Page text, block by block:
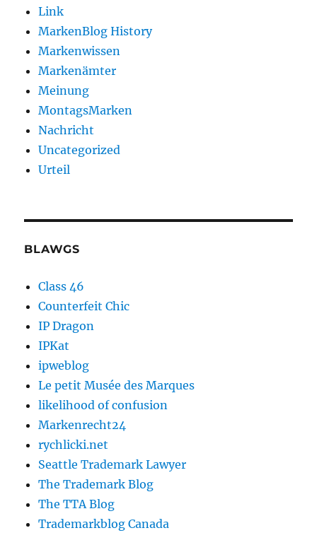
Link
MarkenBlog History
Markenwissen
Markenämter
Meinung
MontagsMarken
Nachricht
Uncategorized
Urteil
BLAWGS
Class 46
Counterfeit Chic
IP Dragon
IPKat
ipweblog
Le petit Musée des Marques
likelihood of confusion
Markenrecht24
rychlicki.net
Seattle Trademark Lawyer
The Trademark Blog
The TTA Blog
Trademarkblog Canada